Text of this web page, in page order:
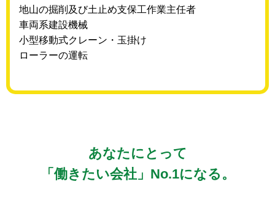
地山の掘削及び土止め支保工作業主任者
車両系建設機械
小型移動式クレーン・玉掛け
ローラーの運転
あなたにとって
「働きたい会社」No.1になる。